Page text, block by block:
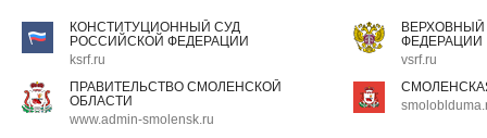
КОНСТИТУЦИОННЫЙ СУД
РОССИЙСКОЙ ФЕДЕРАЦИИ
ksrf.ru
ФЕДЕРАЦИИ
vsrf.ru
ПРАВИТЕЛЬСТВО СМОЛЕНСКОЙ
ОБЛАСТИ
www.admin-smolensk.ru